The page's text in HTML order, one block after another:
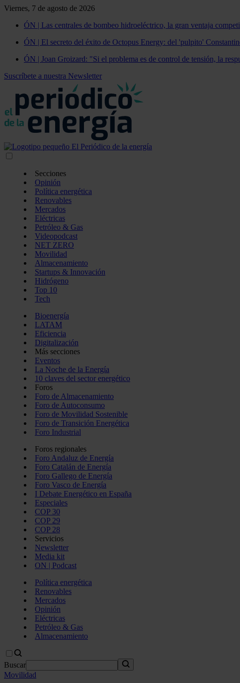
Viernes, 7 de agosto de 2026
ÓN | Las centrales de bombeo hidroeléctrico, la gran ventaja
ÓN | El secreto del éxito de Octopus Energy: del 'pulpito'
ÓN | Joan Groizard: "Si el problema es de control de tensión, la
Suscríbete a nuestra Newsletter
Secciones
Opinión
Política energética
Renovables
Mercados
Eléctricas
Petróleo & Gas
Videopodcast
NET ZERO
Movilidad
Almacenamiento
Startups & Innovación
Hidrógeno
Top 10
Tech
Bioenergía
LATAM
Eficiencia
Digitalización
Más secciones
Eventos
La Noche de la Energía
10 claves del sector energético
Foros
Foro de Almacenamiento
Foro de Autoconsumo
Foro de Movilidad Sostenible
Foro de Transición Energética
Foro Industrial
Foros regionales
Foro Andaluz de Energía
Foro Catalán de Energía
Foro Gallego de Energía
Foro Vasco de Energía
I Debate Energético en España
Especiales
COP 30
COP 29
COP 28
Servicios
Newsletter
Media kit
ON | Podcast
Política energética
Renovables
Mercados
Opinión
Eléctricas
Petróleo & Gas
Almacenamiento
Buscar
Movilidad